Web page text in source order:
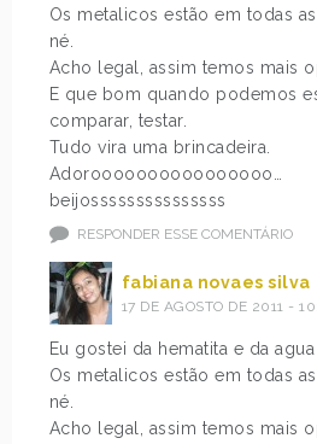
Os metalicos estão em todas
né.
Acho legal, assim temos mais
E que bom quando podemos
comparar, testar.
Tudo vira uma brincadeira.
Adoroooooooooooooooo…
beijosssssssssssssss
RESPONDER ESSE COMENTÁRIO
fabiana novaes silva
17 DE AGOSTO DE 2011 -
Eu gostei da hematita e da
Os metalicos estão em todas
né.
Acho legal, assim temos mais